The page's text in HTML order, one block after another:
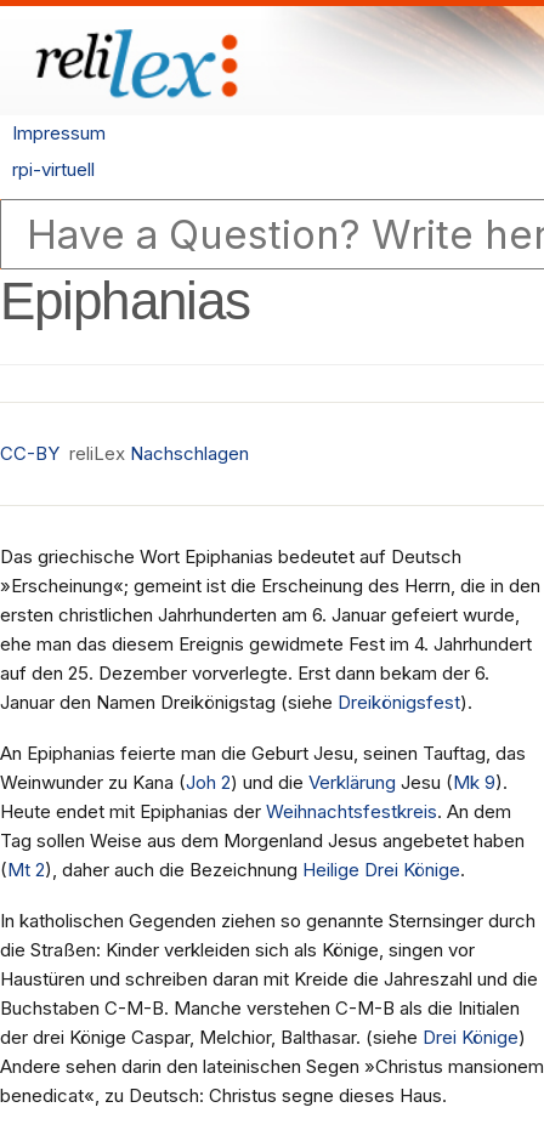
Impressum
rpi-virtuell
Epiphanias
CC-BY reliLex Nachschlagen
Das griechische Wort Epiphanias bedeutet auf Deutsch
»Erscheinung«; gemeint ist die Erscheinung des Herrn, die in den
ersten christlichen Jahrhunderten am 6. Januar gefeiert wurde,
ehe man das diesem Ereignis gewidmete Fest im 4. Jahrhundert
auf den 25. Dezember vorverlegte. Erst dann bekam der 6.
Januar den Namen Dreikönigstag (siehe Dreikönigsfest).
An Epiphanias feierte man die Geburt Jesu, seinen Tauftag, das
Weinwunder zu Kana (Joh 2) und die Verklärung Jesu (Mk 9).
Heute endet mit Epiphanias der Weihnachtsfestkreis. An dem
Tag sollen Weise aus dem Morgenland Jesus angebetet haben
(Mt 2), daher auch die Bezeichnung Heilige Drei Könige.
In katholischen Gegenden ziehen so genannte Sternsinger durch
die Straßen: Kinder verkleiden sich als Könige, singen vor
Haustüren und schreiben daran mit Kreide die Jahreszahl und die
Buchstaben C-M-B. Manche verstehen C-M-B als die Initialen
der drei Könige Caspar, Melchior, Balthasar. (siehe Drei Könige)
Andere sehen darin den lateinischen Segen »Christus mansionem
benedicat«, zu Deutsch: Christus segne dieses Haus.